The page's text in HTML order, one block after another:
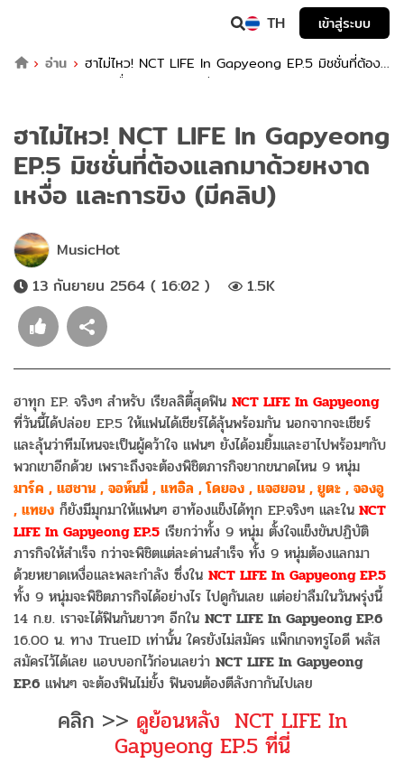
TH
เข้าสู่ระบบ
อ่าน
ฮาไม่ไหว! NCT LIFE In Gapyeong EP.5 มิชชั่นที่ต้อง
แลกมาด้วยหงาดเหงื่อ และการขิง (มีคลิป)
ฮาไม่ไหว! NCT LIFE In Gapyeong
EP.5 มิชชั่นที่ต้องแลกมาด้วยหงาด
เหงื่อ และการขิง (มีคลิป)
MusicHot
13 กันยายน 2564 ( 16:02 )
1.5K
ฮาทุก EP. จริงๆ สำหรับ เรียลลิตี้สุดฟิน NCT LIFE In Gapyeong
ที่วันนี้ได้ปล่อย EP.5 ให้แฟนได้เชียร์ได้ลุ้นพร้อมกัน นอกจากจะเชียร์
และลุ้นว่าทีมไหนจะเป็นผู้คว้าใจ แฟนๆ ยังได้อมยิ้มและฮาไปพร้อมๆกับ
พวกเขาอีกด้วย เพราะถึงจะต้องพิชิตภารกิจยากขนาดไหน 9 หนุ่ม
มาร์ค , แฮชาน , จอห์นนี่ , แทอิล , โดยอง , แจฮยอน , ยูตะ , จองอู
, แทยง ก็ยังมีมุกมาให้แฟนๆ ฮาท้องแข็งได้ทุก EP.จริงๆ และใน NCT
LIFE In Gapyeong EP.5 เรียกว่าทั้ง 9 หนุ่ม ตั้งใจแข็งขันปฏิบัติ
ภารกิจให้สำเร็จ กว่าจะพิชิตแต่ละด่านสำเร็จ ทั้ง 9 หนุ่มต้องแลกมา
ด้วยหยาดเหงื่อและพละกำลัง ซึ่งใน NCT LIFE In Gapyeong EP.5
ทั้ง 9 หนุ่มจะพิชิตภารกิจได้อย่างไร ไปดูกันเลย แต่อย่าลืมในวันพรุ่งนี้
14 ก.ย. เราจะได้ฟินกันยาวๆ อีกใน NCT LIFE In Gapyeong EP.6
16.00 น. ทาง TrueID เท่านั้น ใครยังไม่สมัคร แพ็กเกจทรูไอดี พลัส
สมัครไว้ได้เลย แอบบอกไว้ก่อนเลยว่า NCT LIFE In Gapyeong
EP.6 แฟนๆ จะต้องฟินไม่ยั้ง ฟินจนต้องตีลังกากันไปเลย
คลิก >> ดูย้อนหลัง NCT LIFE In
Gapyeong EP.5 ที่นี่